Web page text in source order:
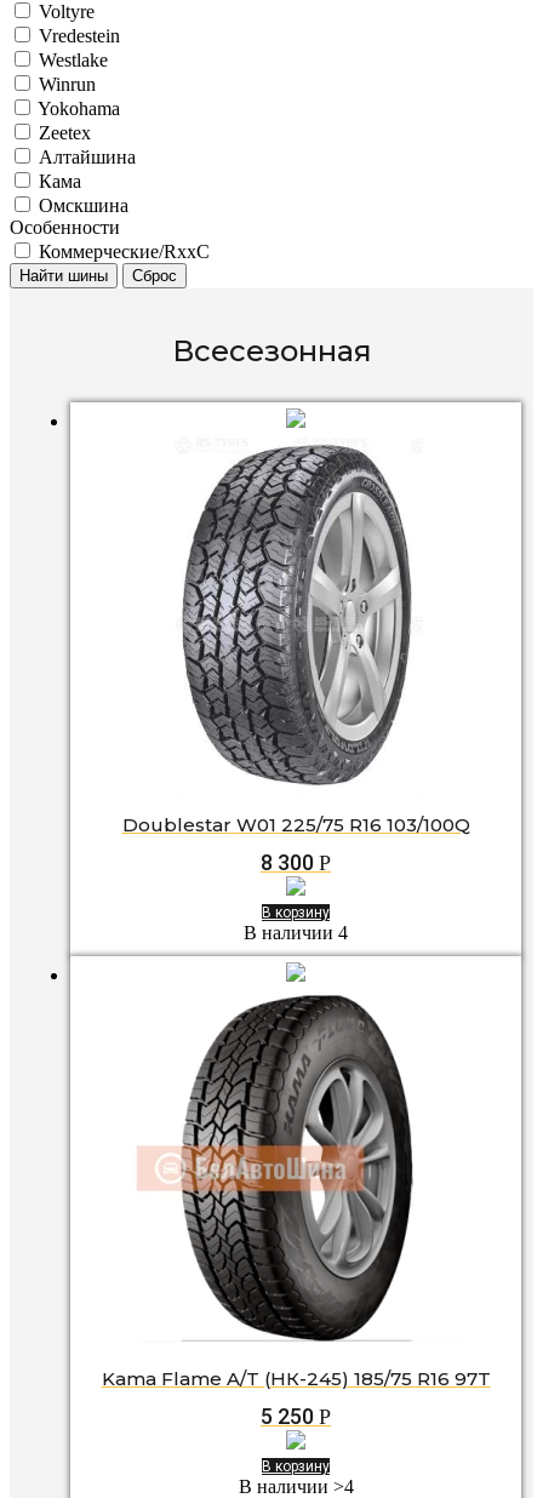
Voltyre
Vredestein
Westlake
Winrun
Yokohama
Zeetex
Алтайшина
Кама
Омскшина
Особенности
Коммерческие/RxxC
Найти шины Сброс
Всесезонная
Doublestar W01 225/75 R16 103/100Q
8 300 Р
В корзину
В наличии 4
Kama Flame A/T (НК-245) 185/75 R16 97T
5 250 Р
В корзину
В наличии >4